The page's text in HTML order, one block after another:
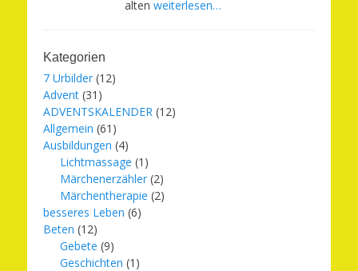
alten weiterlesen…
Kategorien
7 Urbilder (12)
Advent (31)
ADVENTSKALENDER (12)
Allgemein (61)
Ausbildungen (4)
Lichtmassage (1)
Märchenerzähler (2)
Märchentherapie (2)
besseres Leben (6)
Beten (12)
Gebete (9)
Geschichten (1)